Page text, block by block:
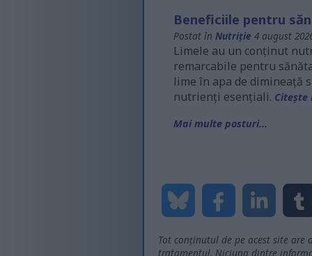
Beneficiile pentru
Postat în Nutriție 4 august
Limele au un conținut
remarcabile pentru
lime în apa de dimineață
nutrienți esențiali. Citește
Mai multe posturi...
Tot conținutul de pe acest site
tratamentul. Niciuna dintre